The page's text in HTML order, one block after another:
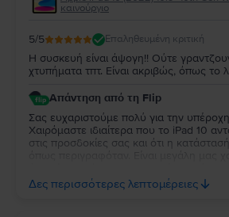
καινούργιο
5/5 Επαληθευμένη κριτική
Η συσκευή είναι άψογη!! Ούτε
χτυπήματα τπτ. Είναι ακριβώς, όπως το
Απάντηση από τη Flip
Σας ευχαριστούμε πολύ για την
Χαιρόμαστε ιδιαίτερα που το iPad 10
στις προσδοκίες σας και ότι η
ευχαριστούμε για την εμπιστοσύνη σας
χαρείτε τη νέα σας συσκευή!
Δες περισσότερες λεπτομέρειες